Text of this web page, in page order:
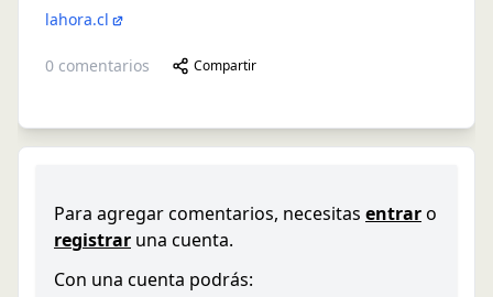
lahora.cl
0 comentarios Compartir
Para agregar comentarios, necesitas entraro
registrar una cuenta.
Con una cuenta podrás: